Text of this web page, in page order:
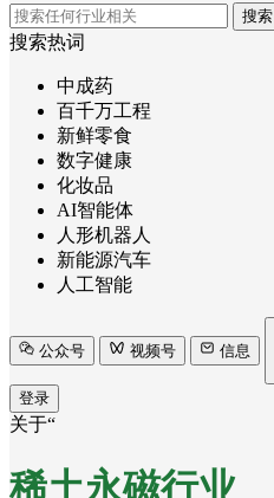
搜索
搜索热词
中成药
百千万工程
新鲜零食
数字健康
化妆品
AI智能体
人形机器人
新能源汽车
人工智能
公众号 视频号
信息
登录
关于“
稀土永磁行业